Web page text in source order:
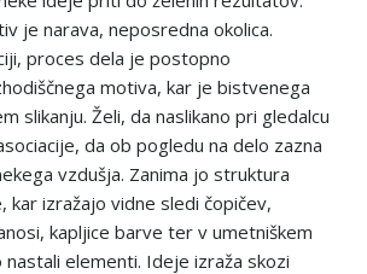
je narava, neposredna okolica.
proces dela je postopno
motiva, kar je bistvenega
slikanju. Želi, da naslikano pri gledalcu
da ob pogledu na delo zazna
vzdušja. Zanima jo struktura
kar izražajo vidne sledi čopičev,
kapljice barve ter v umetniškem
nastali elementi. Ideje izraža skozi